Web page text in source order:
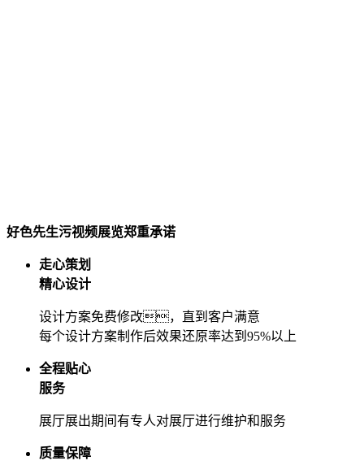
好色先生污视频展览郑重承诺
走心策划
精心设计
设计方案免费修改，直到客户满意
每个设计方案制作后效果还原率达到95%以上
全程贴心
服务
展厅展出期间有专人对展厅进行维护和服务
质量保障